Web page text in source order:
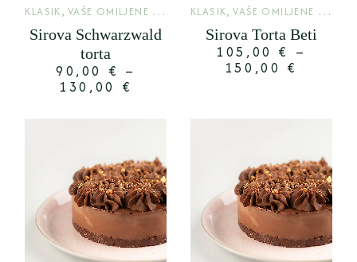
KLASIK, VAŠE OMILJENE TORTE
Sirova Schwarzwald
torta
90,00 € –
130,00 €
KLASIK,VAŠE OMILJENE TORTE
Sirova Torta Beti
105,00 € –
150,00 €